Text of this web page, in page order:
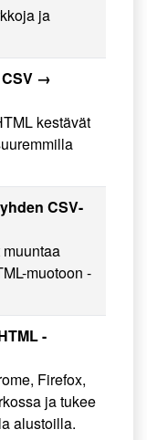
ja
CSV →
kestävät
CSV-
muotoon -
-
Firefox,
ja tukee
alustoilla.